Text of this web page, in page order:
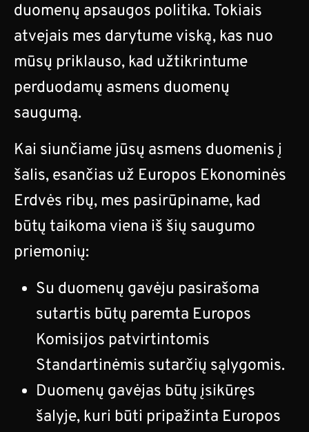
duomenų apsaugos politika. Tokiais
atvejais mes darytume viską, kas nuo
mūsų priklauso, kad užtikrintume
perduodamų asmens duomenų
saugumą.
Kai siunčiame jūsų asmens duomenis į
šalis, esančias už Europos Ekonominės
Erdvės ribų, mes pasirūpiname, kad
būtų taikoma viena iš šių saugumo
priemonių:
Su duomenų gavėju pasirašoma
sutartis būtų paremta Europos
Komisijos patvirtintomis
Standartinėmis sutarčių sąlygomis.
Duomenų gavėjas būtų įsikūręs
šalyje, kuri būti pripažinta Europos